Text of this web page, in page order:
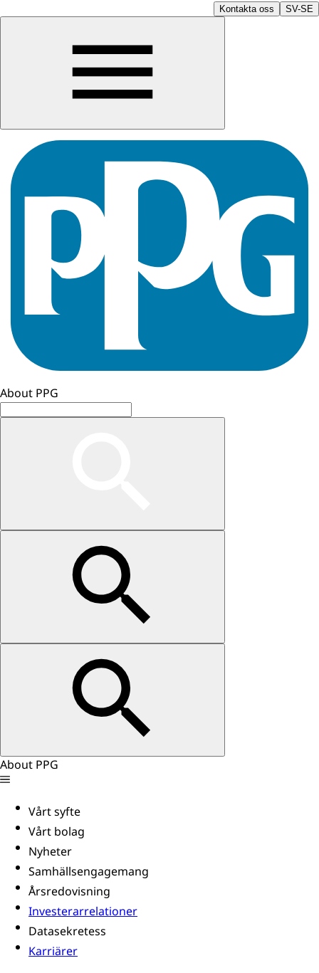
Kontakta oss SV-SE
About PPG
About PPG
Vårt syfte
Vårt bolag
Nyheter
Samhällsengagemang
Årsredovisning
Investerarrelationer
Datasekretess
Karriärer